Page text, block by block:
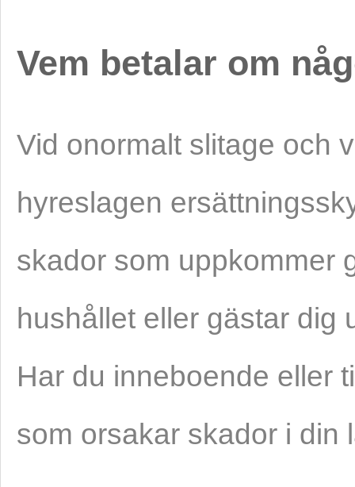
Vem betalar om
Vid onormalt slitage och
hyreslagen
skador som uppkommer
hushållet eller gästar dig
Har du inneboende eller
som orsakar skador i din